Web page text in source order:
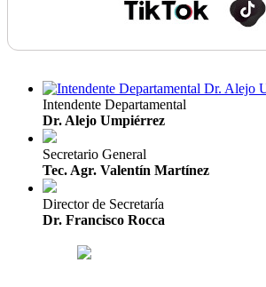
Intendente Departamental
Dr. Alejo Umpiérrez
Secretario General
Tec. Agr. Valentín Martínez
Director de Secretaría
Dr. Francisco Rocca